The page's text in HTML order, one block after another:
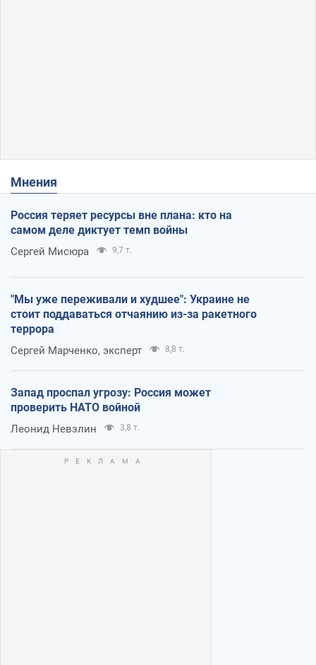
Мнения
Россия теряет ресурсы вне плана: кто на
самом деле диктует темп войны
Сергей Мисюра 9,7 т.
"Мы уже переживали и худшее": Украине не
стоит поддаваться отчаянию из-за ракетного
террора
Сергей Марченко, эксперт 8,8 т.
Запад проспал угрозу: Россия может
проверить НАТО войной
Леонид Невзлин 3,8 т.